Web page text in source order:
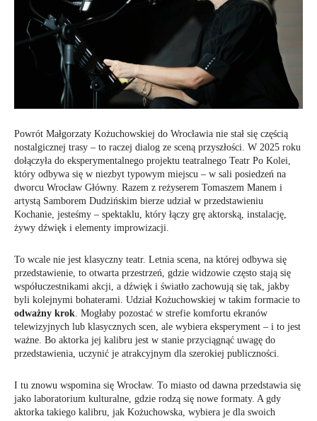
Powrót Małgorzaty Kożuchowskiej do Wrocławia nie stał się częścią
nostalgicznej trasy – to raczej dialog ze sceną przyszłości. W 2025 roku
dołączyła do eksperymentalnego projektu teatralnego Teatr Po Kolei,
który odbywa się w niezbyt typowym miejscu – w sali posiedzeń na
dworcu Wrocław Główny. Razem z reżyserem Tomaszem Manem i
artystą Samborem Dudzińskim bierze udział w przedstawieniu
Kochanie, jesteśmy – spektaklu, który łączy grę aktorską, instalację,
żywy dźwięk i elementy improwizacji.
To wcale nie jest klasyczny teatr. Letnia scena, na której odbywa się
przedstawienie, to otwarta przestrzeń, gdzie widzowie często stają się
współuczestnikami akcji, a dźwięk i światło zachowują się tak, jakby
byli kolejnymi bohaterami. Udział Kożuchowskiej w takim formacie to
odważny krok . Mogłaby pozostać w strefie komfortu ekranów
telewizyjnych lub klasycznych scen, ale wybiera eksperyment – i to jest
ważne. Bo aktorka jej kalibru jest w stanie przyciągnąć uwagę do
przedstawienia, uczynić je atrakcyjnym dla szerokiej publiczności.
I tu znowu wspomina się Wrocław. To miasto od dawna przedstawia się
jako laboratorium kulturalne, gdzie rodzą się nowe formaty. A gdy
aktorka takiego kalibru, jak Kożuchowska, wybiera je dla swoich